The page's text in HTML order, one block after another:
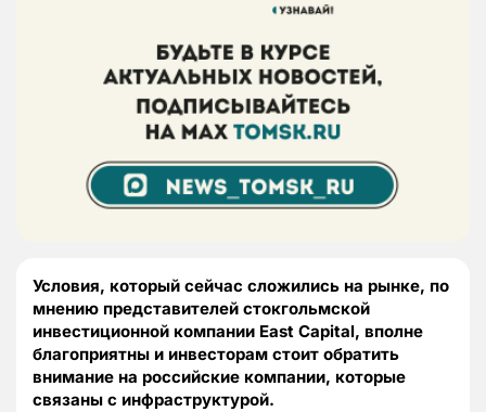
Условия, который сейчас сложились на рынке, по
мнению представителей стокгольмской
инвестиционной компании East Capital, вполне
благоприятны и инвесторам стоит обратить
внимание на российские компании, которые
связаны с инфраструктурой.